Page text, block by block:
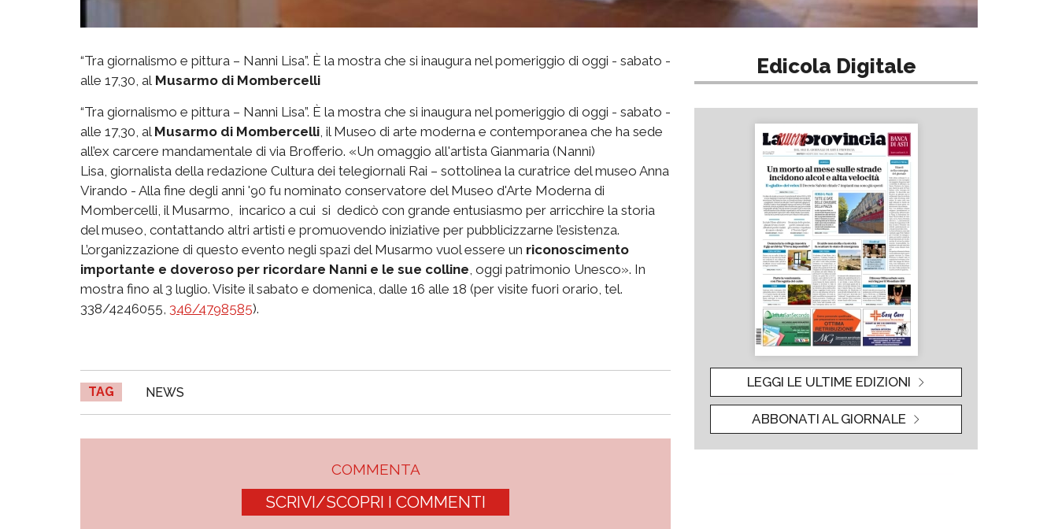
“Tra giornalismo e pittura – Nanni Lisa”. È la mostra che si inaugura nel pomeriggio di oggi - sabato -
alle 17,30, al Musarmo di Mombercelli
“Tra giornalismo e pittura – Nanni Lisa”. È la mostra che si inaugura nel pomeriggio di oggi - sabato -
alle 17,30, al Musarmo di Mombercelli , il Museo di arte moderna e contemporanea che ha sede
all’ex carcere mandamentale di via Brofferio. «Un omaggio all'artista Gianmaria (Nanni)
Lisa, giornalista della redazione Cultura dei telegiornali Rai – sottolinea la curatrice del museo Anna
Virando - Alla fine degli anni '90 fu nominato conservatore del Museo d'Arte Moderna di
Mombercelli, il Musarmo, incarico a cui si dedicò con grande entusiasmo per arricchire la storia
del museo, contattando altri artisti e promuovendo iniziative per pubblicizzarne l’esistenza.
L’organizzazione di questo evento negli spazi del Musarmo vuol essere un riconoscimento
importante e doveroso per ricordare Nanni e le sue colline , oggi patrimonio Unesco». In
mostra fino al 3 luglio. Visite il sabato e domenica, dalle 16 alle 18 (per visite fuori orario, tel.
338/4246055, 346/4798585).
TAG NEWS
COMMENTA
SCRIVI/SCOPRI I COMMENTI
Edicola Digitale
LEGGI LE ULTIME EDIZIONI
ABBONATI AL GIORNALE